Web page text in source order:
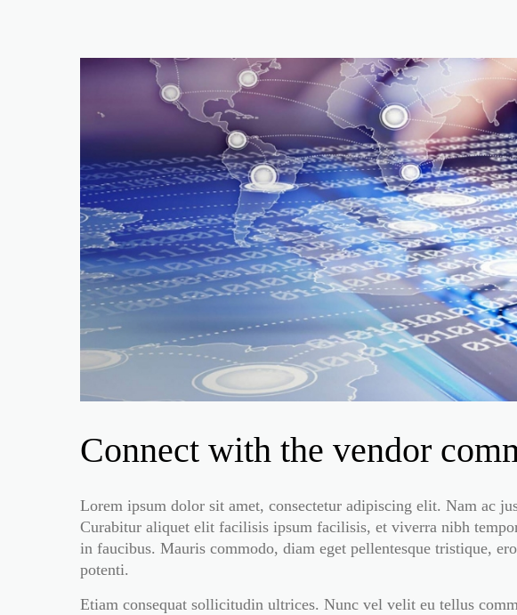
Connect with the vendor
Lorem ipsum dolor sit amet, consectetur adipiscing elit. Nam ac
Curabitur aliquet elit facilisis ipsum facilisis, et viverra nibh
in faucibus. Mauris commodo, diam eget pellentesque tristique,
potenti.
Etiam consequat sollicitudin ultrices. Nunc vel velit eu tellus